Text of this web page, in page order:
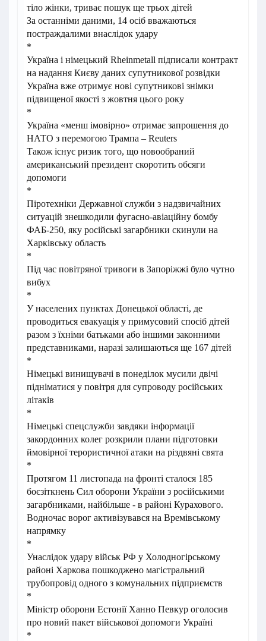
тіло жінки, триває пошук ще трьох дітей
За останніми даними, 14 осіб вважаються
постраждалими внаслідок удару
*
Україна і німецький Rheinmetall підписали контракт
на надання Києву даних супутникової розвідки
Україна вже отримує нові супутникові знімки
підвищеної якості з жовтня цього року
*
Україна «менш імовірно» отримає запрошення до
НАТО з перемогою Трампа – Reuters
Також існує ризик того, що новообраний
американський президент скоротить обсяги
допомоги
*
Піротехніки Державної служби з надзвичайних
ситуацій знешкодили фугасно-авіаційну бомбу
ФАБ-250, яку російські загарбники скинули на
Харківську область
*
Під час повітряної тривоги в Запоріжжі було чутно
вибух
*
У населених пунктах Донецької області, де
проводиться евакуація у примусовий спосіб дітей
разом з їхніми батьками або іншими законними
представниками, наразі залишаються ще 167 дітей
*
Німецькі винищувачі в понеділок мусили двічі
підніматися у повітря для супроводу російських
літаків
*
Німецькі спецслужби завдяки інформації
закордонних колег розкрили плани підготовки
ймовірної терористичної атаки на різдвяні свята
*
Протягом 11 листопада на фронті сталося 185
боєзіткнень Сил оборони України з російськими
загарбниками, найбільше - в районі Курахового.
Водночас ворог активізувався на Времівському
напрямку
*
Унаслідок удару військ РФ у Холодногірському
районі Харкова пошкоджено магістральний
трубопровід одного з комунальних підприємств
*
Міністр оборони Естонії Ханно Певкур оголосив
про новий пакет військової допомоги Україні
*